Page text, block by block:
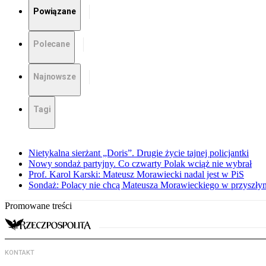
Powiązane
Polecane
Najnowsze
Tagi
Nietykalna sierżant „Doris”. Drugie życie tajnej policjantki
Nowy sondaż partyjny. Co czwarty Polak wciąż nie wybrał
Prof. Karol Karski: Mateusz Morawiecki nadal jest w PiS
Sondaż: Polacy nie chcą Mateusza Morawieckiego w
Promowane treści
KONTAKT